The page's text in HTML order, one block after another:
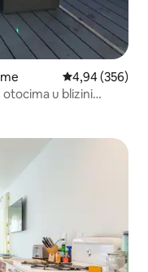
Prosječna
4,94 (356)
otocima u blizini